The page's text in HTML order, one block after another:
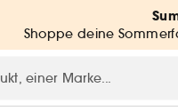
Shoppe deine